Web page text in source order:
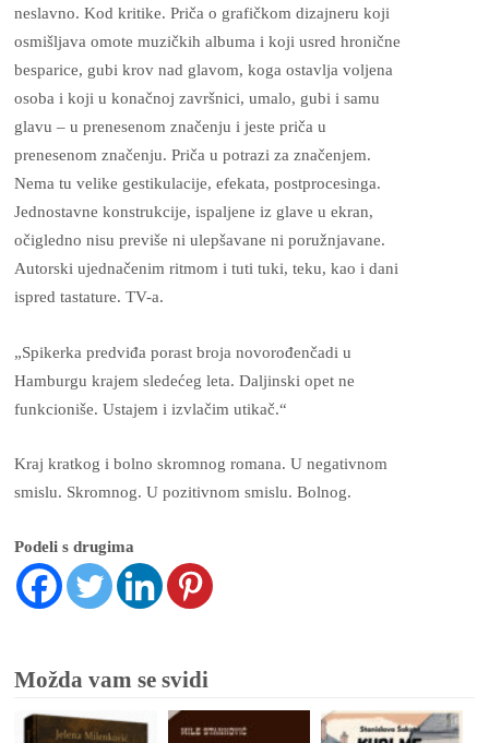
neslavno. Kod kritike. Priča o grafičkom dizajneru koji
osmišljava omote muzičkih albuma i koji usred hronične
besparice, gubi krov nad glavom, koga ostavlja voljena
osoba i koji u konačnoj završnici, umalo, gubi i samu
glavu – u prenesenom značenju i jeste priča u
prenesenom značenju. Priča u potrazi za značenjem.
Nema tu velike gestikulacije, efekata, postprocesinga.
Jednostavne konstrukcije, ispaljene iz glave u ekran,
očigledno nisu previše ni ulepšavane ni poružnjavane.
Autorski ujednačenim ritmom i tuti tuki, teku, kao i dani
ispred tastature. TV-a.
„Spikerka predviđa porast broja novorođenčadi u
Hamburgu krajem sledećeg leta. Daljinski opet ne
funkcioniše. Ustajem i izvlačim utikač.“
Kraj kratkog i bolno skromnog romana. U negativnom
smislu. Skromnog. U pozitivnom smislu. Bolnog.
Podeli s drugima
Možda vam se svidi